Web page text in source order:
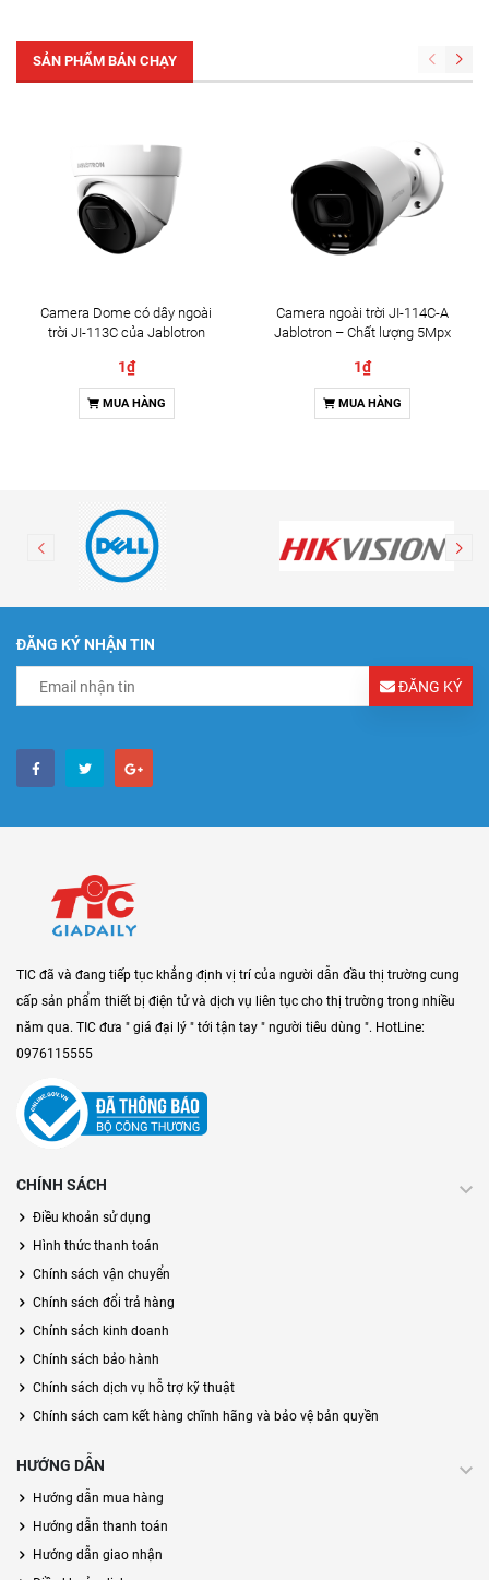
SẢN PHẨM BÁN CHẠY
Camera Dome có dây ngoài
trời JI-113C của Jablotron
1₫
MUA HÀNG
Camera ngoài trời JI-114C-A
Jablotron – Chất lượng 5Mpx
1₫
MUA HÀNG
ĐĂNG KÝ NHẬN TIN
ĐĂNG KÝ
TIC đã và đang tiếp tục khẳng định vị trí của người dẫn đầu thị trường cung
cấp sản phẩm thiết bị điện tử và dịch vụ liên tục cho thị trường trong nhiều
năm qua. TIC đưa " giá đại lý " tới tận tay " người tiêu dùng ". HotLine:
0976115555
CHÍNH SÁCH
Điều khoản sử dụng
Hình thức thanh toán
Chính sách vận chuyển
Chính sách đổi trả hàng
Chính sách kinh doanh
Chính sách bảo hành
Chính sách dịch vụ hỗ trợ kỹ thuật
Chính sách cam kết hàng chĩnh hãng và bảo vệ bản quyền
HƯỚNG DẪN
Hướng dẫn mua hàng
Hướng dẫn thanh toán
Hướng dẫn giao nhận